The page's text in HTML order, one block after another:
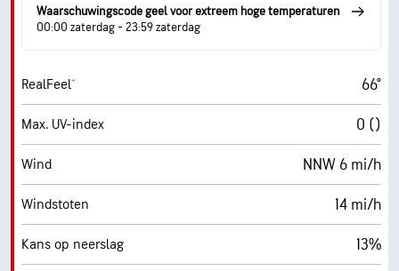
Waarschuwingscode geel voor extreem hoge temperaturen
00:00 zaterdag - 23:59 zaterdag
RealFeel® 66°
Max. UV-index 0 ()
Wind NNW 6 mi/h
Windstoten 14 mi/h
Kans op neerslag 13%